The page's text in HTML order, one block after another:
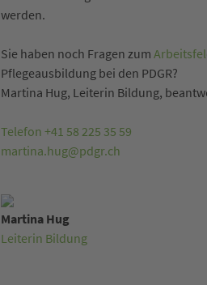
werden.
Sie haben noch Fragen zum
Pflegeausbildung bei den PDGR?
Martina Hug, Leiterin Bildung,
Telefon +41 58 225 35 59
martina.hug@pdgr.ch
Martina Hug
Leiterin Bildung